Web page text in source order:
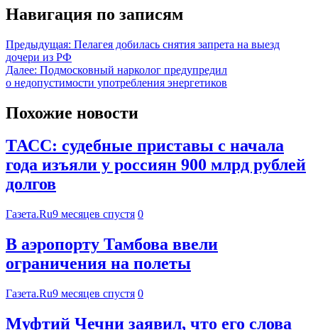
Навигация по записям
Предыдущая: Пелагея добилась снятия запрета на выезд
дочери из РФ
Далее: Подмосковный нарколог предупредил
о недопустимости употребления энергетиков
Похожие новости
ТАСС: судебные приставы с начала
года изъяли у россиян 900 млрд рублей
долгов
Газета.Ru9 месяцев спустя 0
В аэропорту Тамбова ввели
ограничения на полеты
Газета.Ru9 месяцев спустя 0
Муфтий Чечни заявил, что его слова